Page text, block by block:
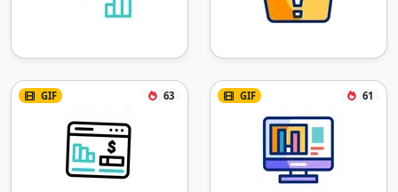
GIF 63 GIF 61